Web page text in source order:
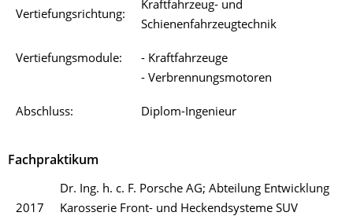
Vertiefungsrichtung:
Kraftfahrzeug- und
Schienenfahrzeugtechnik
Vertiefungsmodule:
- Kraftfahrzeuge
- Verbrennungsmotoren
Abschluss: Diplom-Ingenieur
Fachpraktikum
2017
Dr. Ing. h. c. F. Porsche AG; Abteilung Entwicklung
Karosserie Front- und Heckendsysteme SUV